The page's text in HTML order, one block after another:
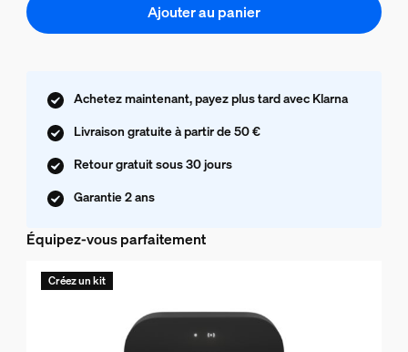
Ajouter au panier
Achetez maintenant, payez plus tard avec Klarna
Livraison gratuite à partir de 50 €
Retour gratuit sous 30 jours
Garantie 2 ans
Équipez-vous parfaitement
Créez un kit